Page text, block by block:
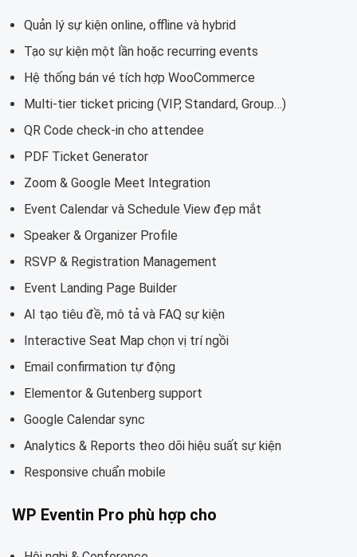
Quản lý sự kiện online, offline và hybrid
Tạo sự kiện một lần hoặc recurring events
Hệ thống bán vé tích hợp WooCommerce
Multi-tier ticket pricing (VIP, Standard, Group…)
QR Code check-in cho attendee
PDF Ticket Generator
Zoom & Google Meet Integration
Event Calendar và Schedule View đẹp mắt
Speaker & Organizer Profile
RSVP & Registration Management
Event Landing Page Builder
AI tạo tiêu đề, mô tả và FAQ sự kiện
Interactive Seat Map chọn vị trí ngồi
Email confirmation tự động
Elementor & Gutenberg support
Google Calendar sync
Analytics & Reports theo dõi hiệu suất sự kiện
Responsive chuẩn mobile
WP Eventin Pro phù hợp cho